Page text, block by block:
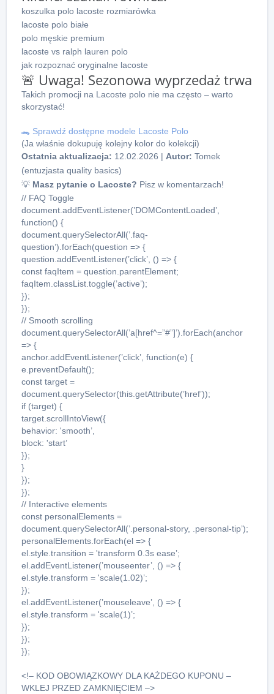
koszulka polo lacoste rozmiarówka
lacoste polo białe
polo męskie premium
lacoste vs ralph lauren polo
jak rozpoznać oryginalne lacoste
🚨 Uwaga! Sezonowa wyprzedaż trwa
Takich promocji na Lacoste polo nie ma często – warto
skorzystać!
🐊 Sprawdź dostępne modele Lacoste Polo
(Ja właśnie dokupuję kolejny kolor do kolekcji)
Ostatnia aktualizacja: 12.02.2026 | Autor: Tomek
(entuzjasta quality basics)
💡 Masz pytanie o Lacoste? Pisz w komentarzach!
// FAQ Toggle
document.addEventListener(’DOMContentLoaded’,
function() {
document.querySelectorAll(’.faq-
question’).forEach(question => {
question.addEventListener(’click’, () => {
const faqItem = question.parentElement;
faqItem.classList.toggle(’active’);
});
});
// Smooth scrolling
document.querySelectorAll(’a[href^=”#”]’).forEach(anchor
=> {
anchor.addEventListener(’click’, function(e) {
e.preventDefault();
const target =
document.querySelector(this.getAttribute(’href’));
if (target) {
target.scrollIntoView({
behavior: 'smooth’,
block: 'start’
});
}
});
});
// Interactive elements
const personalElements =
document.querySelectorAll(’.personal-story, .personal-tip’);
personalElements.forEach(el => {
el.style.transition = 'transform 0.3s ease’;
el.addEventListener(’mouseenter’, () => {
el.style.transform = 'scale(1.02)’;
});
el.addEventListener(’mouseleave’, () => {
el.style.transform = 'scale(1)’;
});
});
});
<!– KOD OBOWIĄZKOWY DLA KAŻDEGO KUPONU –
WKLEJ PRZED ZAMKNIĘCIEM –>